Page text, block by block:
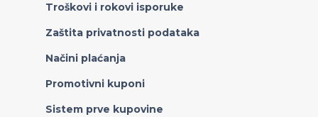
Troškovi i rokovi isporuke
Zaštita privatnosti podataka
Načini plaćanja
Promotivni kuponi
Sistem prve kupovine